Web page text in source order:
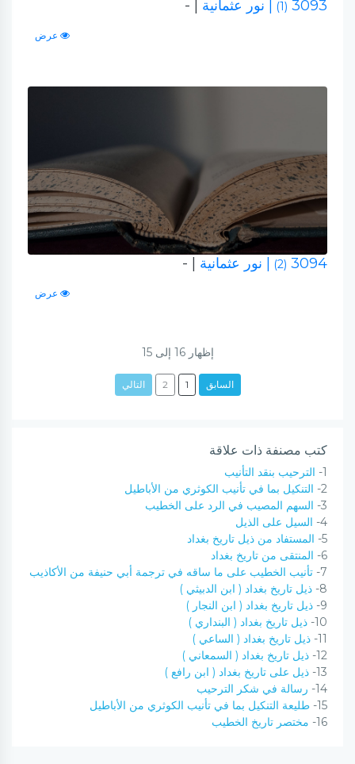
3093
(1) | نور عثمانية | -
عرض
3094
(2) | نور عثمانية | -
عرض
إظهار16 إلى15
السابق 1
2 التالي
كتب مصنفة ذات علاقة
1- الترحيب بنقد التأنيب
2- التنكيل بما في تأنيب الكوثري من الأباطيل
3- السهم المصيب في الرد على الخطيب
4- السيل على الذيل
5- المستفاد من ذيل تاريخ بغداد
6-
المنتقى من تاريخ بغداد
7- تأنيب الخطيب على ما ساقه في ترجمة أبي حنيفة من الأكاذيب
8- ذيل تاريخ بغداد ( ابن الدبيثي )
9- ذيل تاريخ بغداد ( ابن النجار )
10- ذيل تاريخ بغداد ( البنداري )
11- ذيل تاريخ بغداد ( الساعي )
12- ذيل تاريخ بغداد ( السمعاني )
13- ذيل على تاريخ بغداد ( ابن رافع )
14- رسالة في شكر الترحيب
15- طليعة التنكيل بما في تأنيب الكوثري من الأباطيل
16- مختصر تاريخ الخطيب